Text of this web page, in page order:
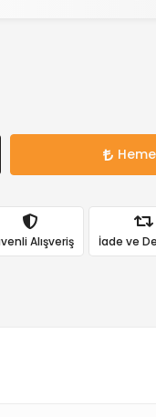
Alışveriş İade ve